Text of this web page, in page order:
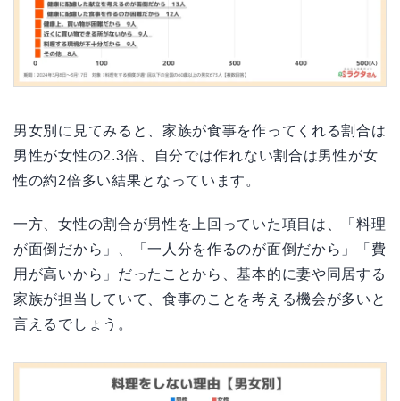
男女別に見てみると、家族が食事を作ってくれる割合は
男性が女性の2.3倍、自分では作れない割合は男性が女
性の約2倍多い結果となっています。
一方、女性の割合が男性を上回っていた項目は、「料理
が面倒だから」、「一人分を作るのが面倒だから」「費
用が高いから」だったことから、基本的に妻や同居する
家族が担当していて、食事のことを考える機会が多いと
言えるでしょう。